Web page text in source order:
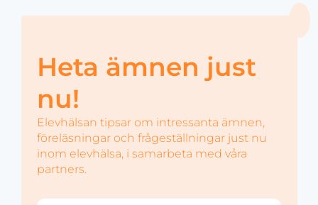
Heta ämnen just
nu!
Elevhälsan tipsar om intressanta ämnen,
föreläsningar och frågeställningar just nu
inom elevhälsa, i samarbeta med våra
partners.